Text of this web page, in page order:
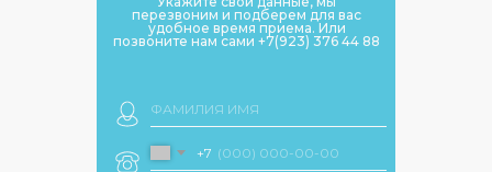
+7
перезвоним и подберем для вас
удобное время приема. Или
позвоните нам сами +7(923) 376 44 88